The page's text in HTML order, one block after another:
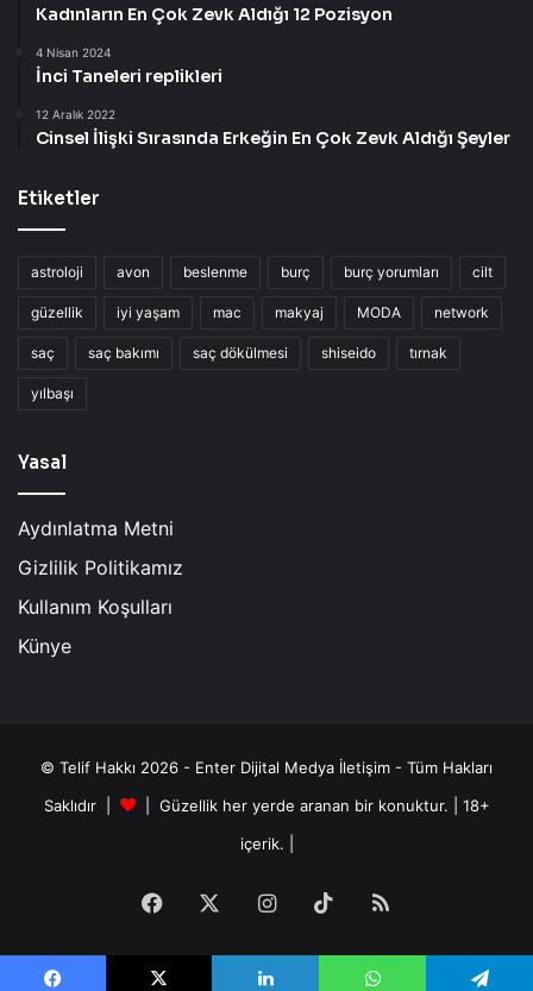
Kadınların En Çok Zevk Aldığı 12 Pozisyon
4 Nisan 2024
İnci Taneleri replikleri
12 Aralık 2022
Cinsel İlişki Sırasında Erkeğin En Çok Zevk Aldığı Şeyler
Etiketler
astroloji avon beslenme burç burç yorumları cilt
güzellik iyi yaşam mac makyaj MODA network
saç saç bakımı saç dökülmesi shiseido tırnak
yılbaşı
Yasal
Aydınlatma Metni
Gizlilik Politikamız
Kullanım Koşulları
Künye
© Telif Hakkı 2026 - Enter Dijital Medya İletişim - Tüm Hakları
Saklıdır |
| Güzellik her yerde aranan bir konuktur. | 18+
içerik. |
Facebook Instagram
TikTokRSS